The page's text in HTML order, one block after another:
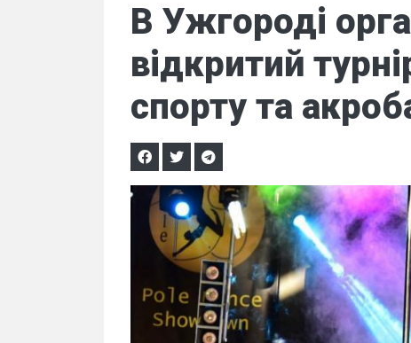
В Ужгороді
відкритий
спорту та